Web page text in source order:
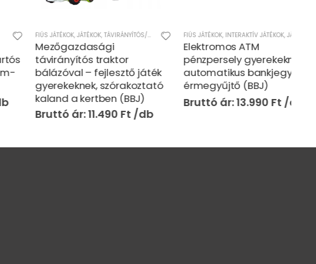
FIÚS JÁTÉKOK,JÁTÉKOK,TÁVIRÁNYÍTÓS/RC JÁTÉKOK
Mezőgazdasági
távirányítós traktor
bálázóval – fejlesztő játék
gyerekeknek, szórakoztató
kaland a kertben (BBJ)
11.490Ft
FIÚS JÁTÉKOK,INTERAKTÍV JÁTÉKOK,JÁTÉKOK ,LÁNYOS
Elektromos ATM
pénzpersely gyerekeknek –
automatikus bankjegy és
érmegyűjtő (BBJ)
13.990Ft